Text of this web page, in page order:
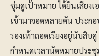
ซุ่มดูเป้าหมาย ได้ยินเสียงเ
เข้ามาจอดหลายคัน ประก
รองเท้าถอดเรียงอยู่นับสิบ
กำหนดเวลานัดหมายประชุ